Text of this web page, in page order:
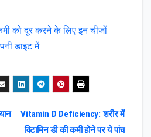
को दूर करने के लिए इन चीजों
डाइट में
Vitamin D Deficiency: शरीर में
विटामिन डी की कमी होने पर ये पांच